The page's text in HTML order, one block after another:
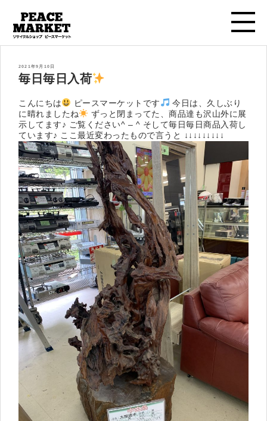
投
日:
2021年9月10日
毎日毎日入荷
こんにちは ピースマーケットです
今日は、久しぶり
に晴れましたね
ずっと閉まってた、商品達も沢山外に展
示してます♪ ご覧ください^ – ^ そして毎日毎日商品入荷し
ています♪ ここ最近変わったもので言うと ↓↓↓↓↓↓↓↓↓